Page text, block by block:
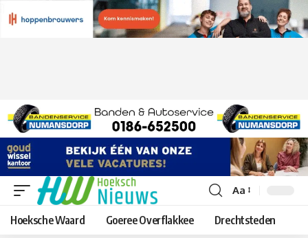
Lettergrootte
aanpassen
Aa
Hoeksche Waard Goeree Overflakkee Drechtsteden